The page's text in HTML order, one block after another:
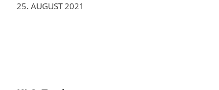
25. AUGUST 2021